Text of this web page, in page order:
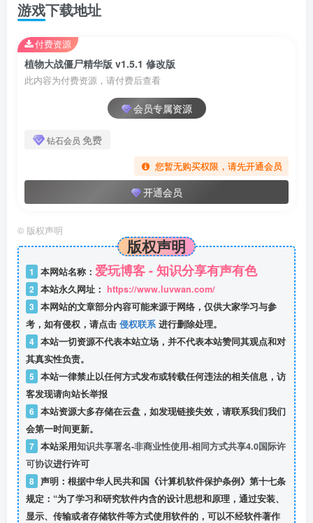
游戏下载地址
植物大战僵尸精华版 v1.5.1 修改版
此内容为付费资源，请付费后查看
会员专属资源
钻石会员 免费
您暂无购买权限，请先开通会员
开通会员
付费资源
© 版权声明
版权声明
1 本网站名称： 爱玩博客 - 知识分享有声有色
2 本站永久网址： https://www.luvwan.com/
3 本网站的文章部分内容可能来源于网络，仅供大家学习与参
考，如有侵权，请点击 侵权联系进行删除处理。
4 本站一切资源不代表本站立场，并不代表本站赞同其观点和对
其真实性负责。
5 本站一律禁止以任何方式发布或转载任何违法的相关信息，访
客发现请向站长举报
6 本站资源大多存储在云盘，如发现链接失效，请联系我们我们
会第一时间更新。
7 本站采用知识共享署名-非商业性使用-相同方式共享4.0国际许
可协议进行许可
8 声明：根据中华人民共和国《计算机软件保护条例》第十七条
规定：“为了学习和研究软件内含的设计思想和原理，通过安装、
显示、传输或者存储软件等方式使用软件的，可以不经软件著作